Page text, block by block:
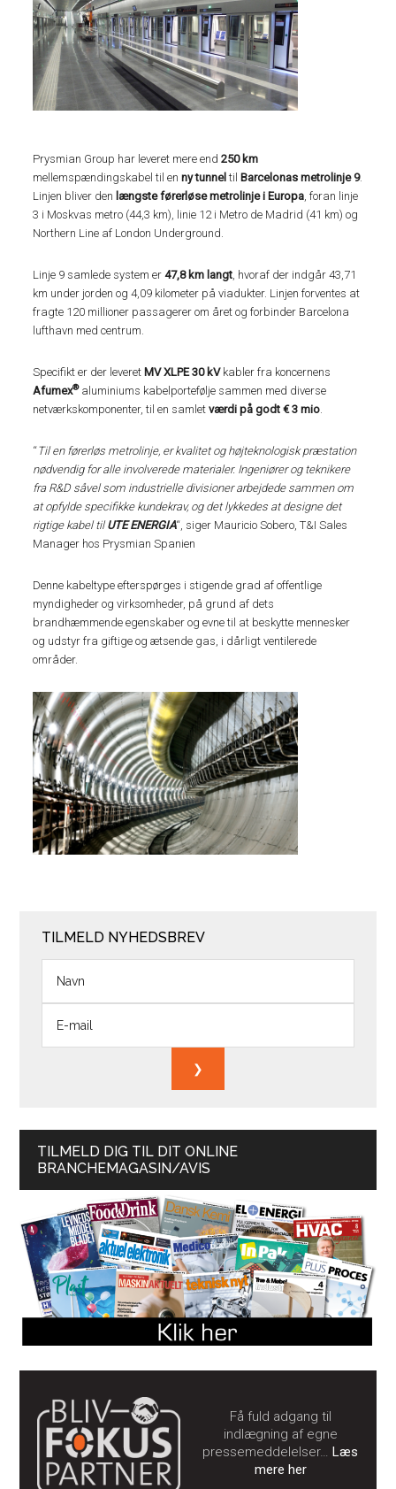
Prysmian Group har leveret mere end250 km
mellemspændingskabel til enny tunnel til Barcelonas metrolinje 9.
Linjen bliver den længste førerløse metrolinje i Europa, foran linje
3 i Moskvas metro (44,3 km), linie 12 i Metro de Madrid (41 km) og
Northern Line af London Underground.
Linje 9 samlede system er47,8 km langt, hvoraf der indgår 43,71
km under jorden og 4,09 kilometer på viadukter. Linjen forventes at
fragte 120 millioner passagerer om året og forbinder Barcelona
lufthavn med centrum.
Specifikt er der leveret MV XLPE 30 kVkabler fra koncernens
Afumex®aluminiums kabelportefølje sammen med diverse
netværkskomponenter, til en samletværdi på godt € 3 mio.
“Til en førerløs metrolinje, er kvalitet og højteknologisk præstation
nødvendig for alle involverede materialer. Ingeniører og teknikere
fra R&D såvel som industrielle divisioner arbejdede sammen om
at opfylde specifikke kundekrav, og det lykkedes at designe det
rigtige kabel tilUTE ENERGIA“, siger Mauricio Sobero, T&I Sales
Manager hos Prysmian Spanien
Denne kabeltype efterspørges i stigende grad af offentlige
myndigheder og virksomheder, på grund af dets
brandhæmmende egenskaber og evne til at beskytte mennesker
og udstyr fra giftige og ætsende gas, i dårligt ventilerede
områder.
TILMELD NYHEDSBREV
TILMELD DIG TIL DIT ONLINE
BRANCHEMAGASIN/AVIS
Få fuld adgang til
indlægning af egne
pressemeddelelser…Læs
mere her